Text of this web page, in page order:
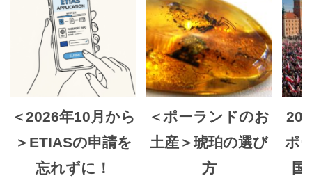
＜2026年10月から
＞ETIASの申請を
忘れずに！
＜ポーランドのお
土産＞琥珀の選び
方
ポ
国